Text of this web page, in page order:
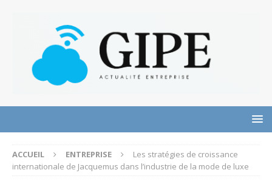
ACCUEIL ENTREPRISE
Les stratégies de croissance
internationale de Jacquemus dans l’industrie de la mode de luxe